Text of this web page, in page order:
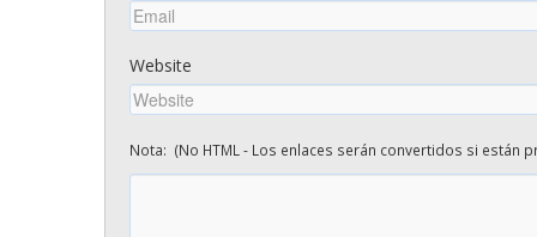
Website
Nota: (No HTML - Los enlaces serán convertidos si están